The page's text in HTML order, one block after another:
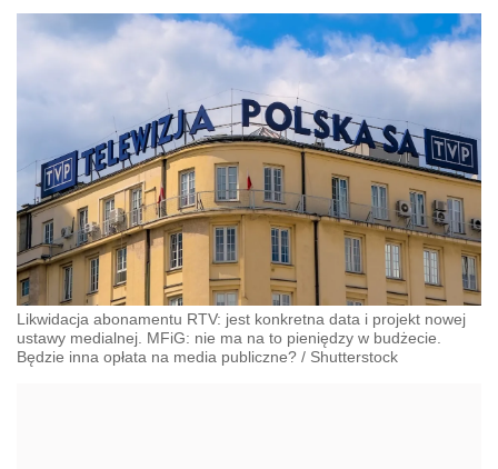
Likwidacja abonamentu RTV: jest konkretna data i projekt nowej
ustawy medialnej. MFiG: nie ma na to pieniędzy w budżecie.
Będzie inna opłata na media publiczne? / Shutterstock